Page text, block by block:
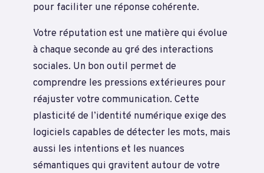
pour faciliter une réponse cohérente.
Votre réputation est une matière qui évolue
à chaque seconde au gré des interactions
sociales. Un bon outil permet de
comprendre les pressions extérieures pour
réajuster votre communication. Cette
plasticité de l’identité numérique exige des
logiciels capables de détecter les mots, mais
aussi les intentions et les nuances
sémantiques qui gravitent autour de votre